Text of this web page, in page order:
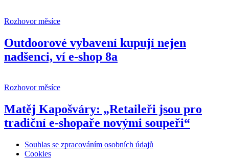
Rozhovor měsíce
Outdoorové vybavení kupují nejen
nadšenci, ví e-shop 8a
Rozhovor měsíce
Matěj Kapošváry: „Retaileři jsou pro
tradiční e-shopaře novými soupeři“
Souhlas se zpracováním osobních údajů
Cookies